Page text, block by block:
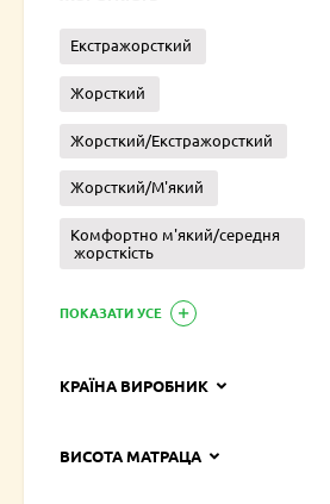
Екстражорсткий
Жорсткий
Жорсткий/Екстражорсткий
Жорсткий/М'який
Комфортно м'який/середня
жорсткість
ПОКАЗАТИ УСЕ
КРАЇНА ВИРОБНИК
ВИСОТА МАТРАЦА